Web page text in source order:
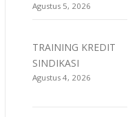
Agustus 5, 2026
TRAINING KREDIT
SINDIKASI
Agustus 4, 2026